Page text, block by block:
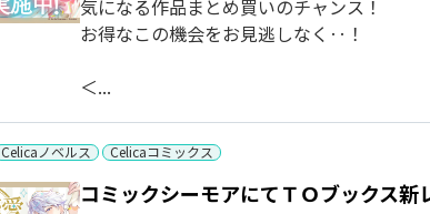
気になる作品まとめ買いのチャンス！
お得なこの機会をお見逃しなく‥！
＜...
Celicaノベルス Celicaコミックス
コミックシーモアにてＴＯブックス